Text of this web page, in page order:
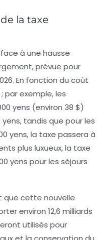
la taxe
à une hausse
prévue pour
En fonction du coût
par exemple, les
yens (environ 38 $)
tandis que pour les
yens, la taxe passera à
plus luxueux, la taxe
yens pour les séjours
que cette nouvelle
environ 12,6 milliards
utilisés pour